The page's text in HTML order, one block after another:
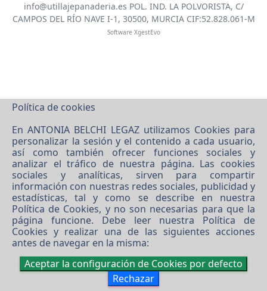
info@utillajepanaderia.es POL. IND. LA POLVORISTA, C/
CAMPOS DEL RÍO NAVE I-1, 30500, MURCIA CIF:52.828.061-M
Software XgestEvo
Política de cookies
En ANTONIA BELCHI LEGAZ utilizamos Cookies para
personalizar la sesión y el contenido a cada usuario,
así como también ofrecer funciones sociales y
analizar el tráfico de nuestra página. Las cookies
sociales y analíticas, sirven para compartir
información con nuestras redes sociales, publicidad y
estadísticas, tal y como se describe en nuestra
Política de Cookies, y no son necesarias para que la
página funcione. Debe leer nuestra Política de
Cookies y realizar una de las siguientes acciones
antes de navegar en la misma:
Aceptar la configuración de Cookies por defecto
Rechazar